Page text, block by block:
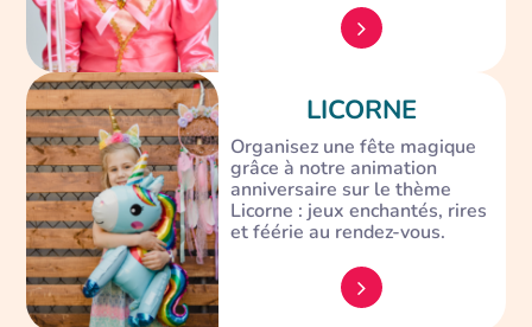
LICORNE
Organisez une fête magique
grâce à notre animation
anniversaire sur le thème
Licorne : jeux enchantés, rires
et féérie au rendez-vous.